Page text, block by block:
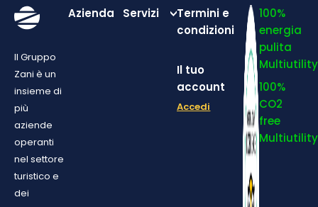
Il Gruppo
Zani è un
insieme di
più
aziende
operanti
nel settore
turistico e
dei
Azienda Servizi
Termini e
condizioni
Il tuo
account
Accedi
100%
energia
pulita
Multiutility
100%
CO2
free
Multiutility